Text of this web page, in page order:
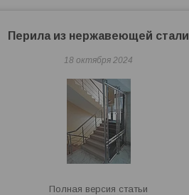
Перила из нержавеющей стали
18 октября 2024
Полная версия статьи